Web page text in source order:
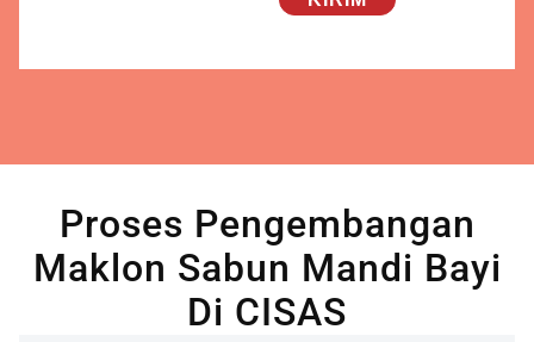
Proses Pengembangan
Maklon Sabun Mandi Bayi
Di CISAS